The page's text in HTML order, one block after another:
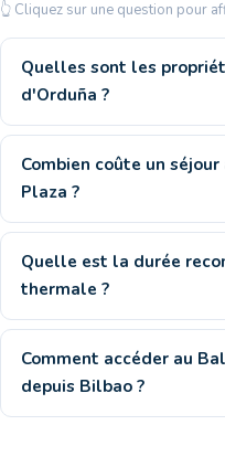
👆 Cliquez sur une question pour
Quelles sont les
d'Orduña ?
Combien coûte un
Plaza ?
Quelle est la durée
thermale ?
Comment accéder au
depuis Bilbao ?